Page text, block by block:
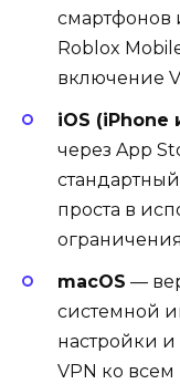
смартфонов
Roblox
включение
iOS (iPhone
через App
проста в
macOS —
системной
настройки
VPN ко